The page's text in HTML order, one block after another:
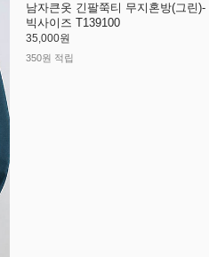
남자큰옷 긴팔쭉티 무지혼방(그린)-
빅사이즈 T139100
35,000원
350원 적립